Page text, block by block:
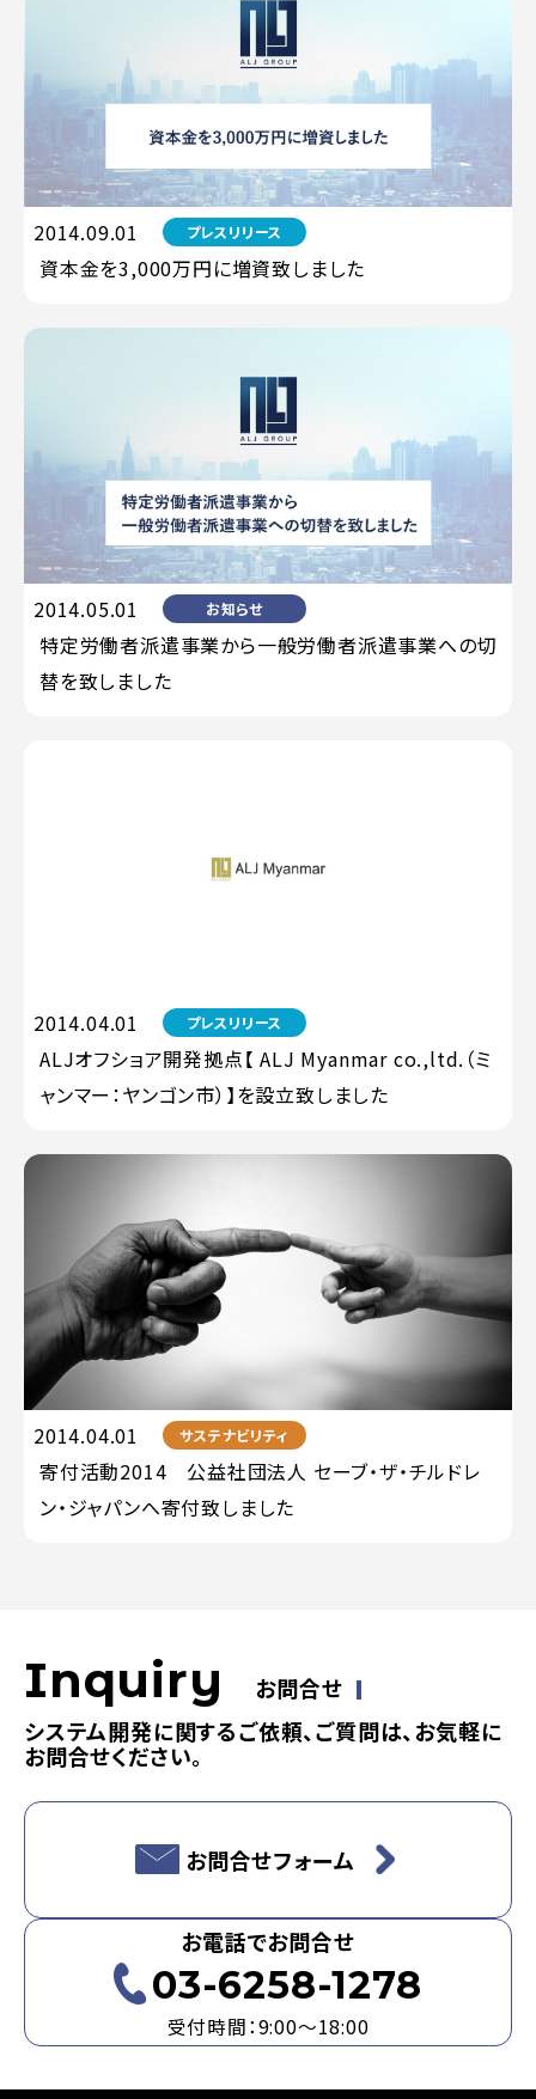
2014.09.01 プレスリリース
資本金を3,000万円に増資致しました
2014.05.01 お知らせ
特定労働者派遣事業から一般労働者派遣事業への切
替を致しました
2014.04.01 プレスリリース
ALJオフショア開発拠点【 ALJ Myanmar co.,ltd.（ミ
ャンマー：ヤンゴン市）】を設立致しました
2014.04.01 サステナビリティ
寄付活動2014 公益社団法人 セーブ・ザ・チルドレ
ン・ジャパンへ寄付致しました
Inquiry
お問合せ
システム開発に関するご依頼、ご質問は、お気軽に
お問合せください。
お問合せフォーム
お電話でお問合せ
03-6258-1278
受付時間：9:00～18:00